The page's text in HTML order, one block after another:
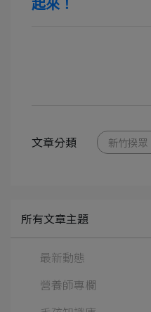
起來！
文章分類 新竹揆眾
所有文章主題
最新動態
營養師專欄